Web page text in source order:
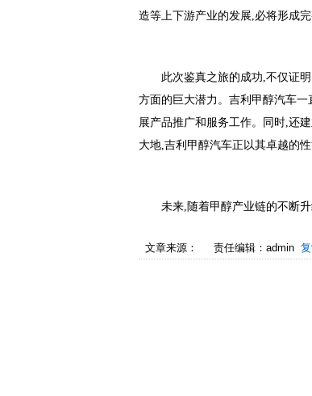
造等上下游产业的发展,必将形成
此次鉴真之旅的成功,不仅证
方面的巨大潜力。吉利甲醇汽车
展产品推广和服务工作。同时,还
大地,吉利甲醇汽车正以其卓越的
未来,随着甲醇产业链的不断
文章来源： 责任编辑：admin